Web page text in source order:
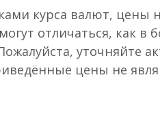
курса валют, цены
отличаться, как в
уточняйте
цены не